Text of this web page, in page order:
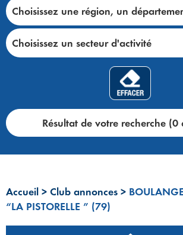
Choisissez une région, un
Choisissez un secteur d'activité
Résultat de votre recherche (0
Accueil > Club annonces >
“LA PISTORELLE ” (79)